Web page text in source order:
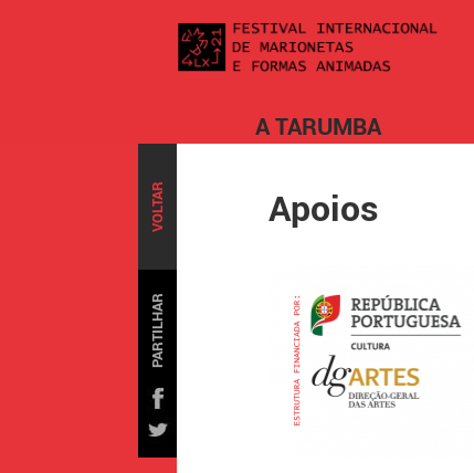
A TARUMBA
VOLTAR
PARTILHAR
Apoios